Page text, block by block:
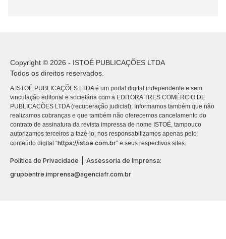
Copyright © 2026 - ISTOÉ PUBLICAÇÕES LTDA
Todos os direitos reservados.
A ISTOÉ PUBLICAÇÕES LTDA é um portal digital independente e sem
vinculação editorial e societária com a EDITORA TRES COMÉRCIO DE
PUBLICACÕES LTDA (recuperação judicial). Informamos também que não
realizamos cobranças e que também não oferecemos cancelamento do
contrato de assinatura da revista impressa de nome ISTOÉ, tampouco
autorizamos terceiros a fazê-lo, nos responsabilizamos apenas pelo
conteúdo digital “https://istoe.com.br” e seus respectivos sites.
Política de Privacidade
Assessoria de Imprensa:
grupoentre.imprensa@agenciafr.com.br